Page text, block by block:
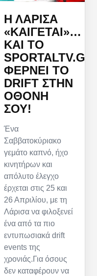
Η ΛΆΡΙΣΑ
«ΚΑΊΓΕΤΑΙ»…
ΚΑΙ ΤΟ
SPORTALTV.GR
ΦΈΡΝΕΙ ΤΟ
DRIFT ΣΤΗΝ
ΟΘΌΝΗ
ΣΟΥ!
Ένα
Σαββατοκύριακο
γεμάτο καπνό, ήχο
κινητήρων και
απόλυτο έλεγχο
έρχεται στις 25 και
26 Απριλίου, με τη
Λάρισα να φιλοξενεί
ένα από τα πιο
εντυπωσιακά drift
events της
χρονιάς.Για όσους
δεν καταφέρουν να